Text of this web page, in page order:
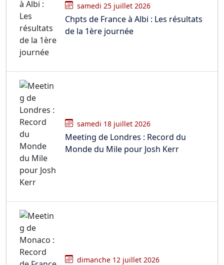
samedi 25 juillet 2026
Chpts de France à Albi : Les résultats
de la 1ère journée
samedi 18 juillet 2026
Meeting de Londres : Record du
Monde du Mile pour Josh Kerr
dimanche 12 juillet 2026